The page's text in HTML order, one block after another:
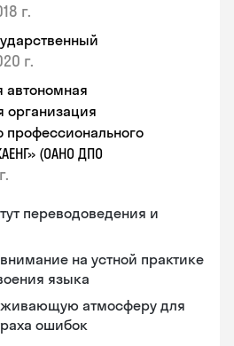
г.
г.
автономная
организация
профессионального
(ОАНО ДПО
переводоведения и
на устной практике
языка
атмосферу для
ошибок